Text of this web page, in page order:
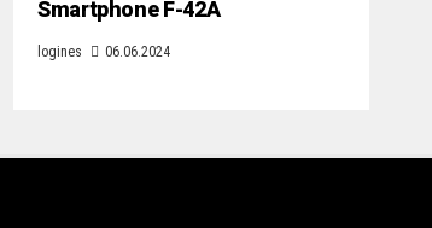
Smartphone F-42A
logines 06.06.2024